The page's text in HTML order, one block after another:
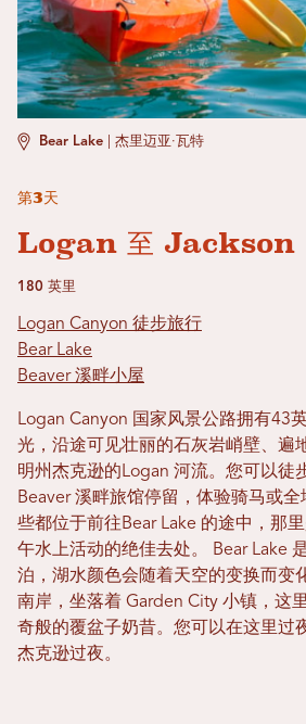
Bear Lake 杰里迈亚·瓦特
第3天
Logan 至 Jackson
180 英里
Logan Canyon 徒步旅行
Bear Lake
Beaver 溪畔小屋
Logan Canyon 国家风景公路拥有43
光，沿途可见壮丽的石灰岩峭壁、遍
明州杰克逊的Logan 河流。您可以徒
Beaver 溪畔旅馆停留，体验骑马或
些都位于前往Bear Lake 的途中，那
午水上活动的绝佳去处。 Bear Lake
泊，湖水颜色会随着天空的变换而变
南岸，坐落着 Garden City 小镇，这
奇般的覆盆子奶昔。您可以在这里过
杰克逊过夜。